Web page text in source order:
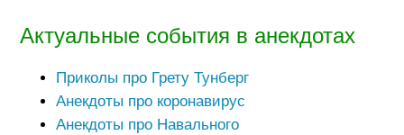
Актуальные события в анекдотах
Приколы про Грету Тунберг
Анекдоты про коронавирус
Анекдоты про Навального